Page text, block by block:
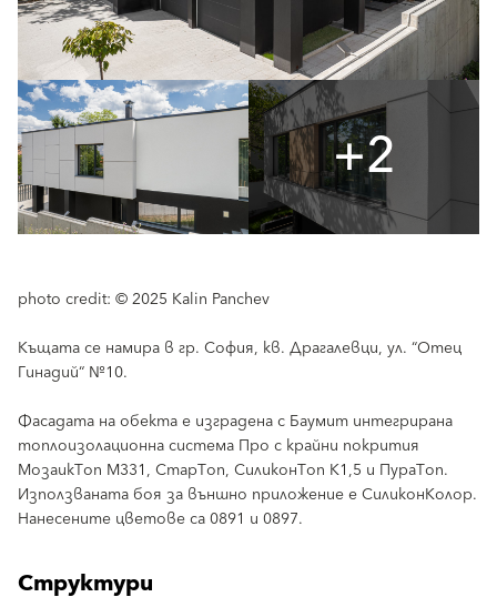
+2
photo credit: © 2025 Kalin Panchev
Къщата се намира в гр. София, кв. Драгалевци, ул. “Отец
Гинадий“ №10.
Фасадата на обекта е изградена с Баумит интегрирана
топлоизолационна система Про с крайни покрития
МозаикТоп М331, СтарТоп, СиликонТоп К1,5 и ПураТоп.
Използваната боя за външно приложение е СиликонКолор.
Нанесените цветове са 0891 и 0897.
Структури